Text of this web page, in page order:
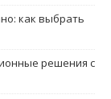
как выбрать
решения с